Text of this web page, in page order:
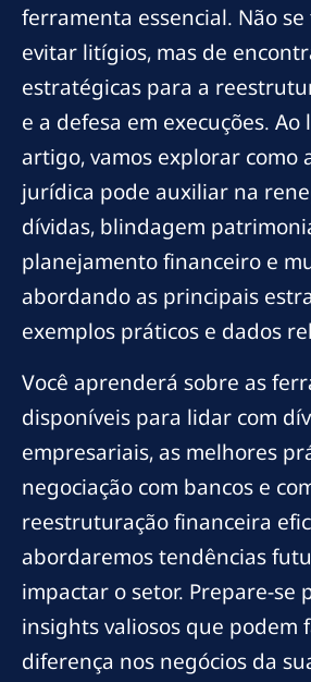
ferramenta essencial. Não
evitar litígios, mas de
estratégicas para a
e a defesa em execuções.
artigo, vamos explorar como
jurídica pode auxiliar na
dívidas, blindagem
planejamento financeiro e
abordando as principais
exemplos práticos e dados
Você aprenderá sobre as
disponíveis para lidar com
empresariais, as melhores
negociação com bancos e
reestruturação financeira
abordaremos tendências
impactar o setor. Prepare-se
insights valiosos que podem
diferença nos negócios da